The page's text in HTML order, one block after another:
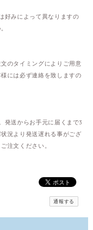
好みによって異なりますの
のタイミングによりご用意
には必ず連絡を致しますの
発送からお手元に届くまで3
況より発送遅れる事がござ
注文ください。
通報する